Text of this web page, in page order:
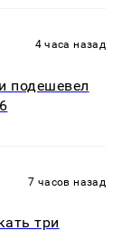
4 часа назад
подешевел
7 часов назад
три